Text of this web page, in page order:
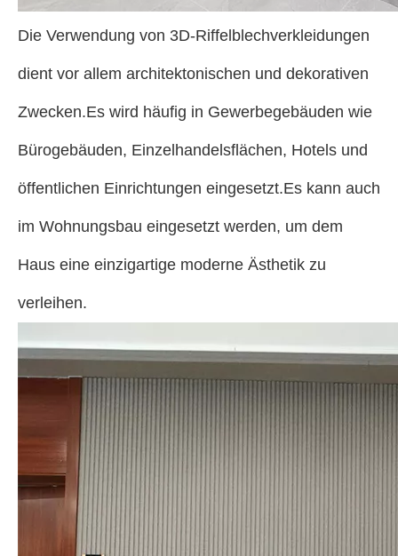
Die Verwendung von 3D-Riffelblechverkleidungen
dient vor allem architektonischen und dekorativen
Zwecken.Es wird häufig in Gewerbegebäuden wie
Bürogebäuden, Einzelhandelsflächen, Hotels und
öffentlichen Einrichtungen eingesetzt.Es kann auch
im Wohnungsbau eingesetzt werden, um dem
Haus eine einzigartige moderne Ästhetik zu
verleihen.